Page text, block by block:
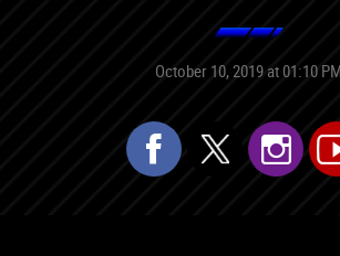
October 10, 2019 at 01:10